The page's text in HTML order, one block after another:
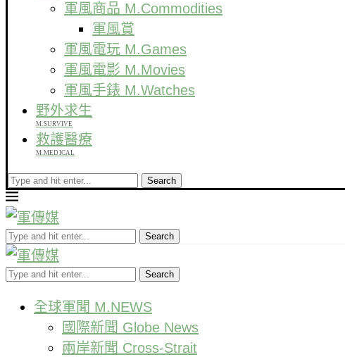
軍風商品 M.Commodities
軍風賞
軍風電玩 M.Games
軍風電影 M.Movies
軍風手錶 M.Watches
野外求生
M.SURVIVE
救護醫療
M.MEDICAL
Search
Search
Search
全球軍聞 M.NEWS
國際新聞 Globe News
兩岸新聞 Cross-Strait